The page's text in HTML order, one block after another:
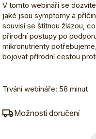
V tomto webináři se
jaké jsou symptomy a
souvisí se štítnou žlázou,
přírodní postupy po
mikronutrienty
bojovat přírodní cestou
Trvání webináře: 58 minut
Možnosti doručení